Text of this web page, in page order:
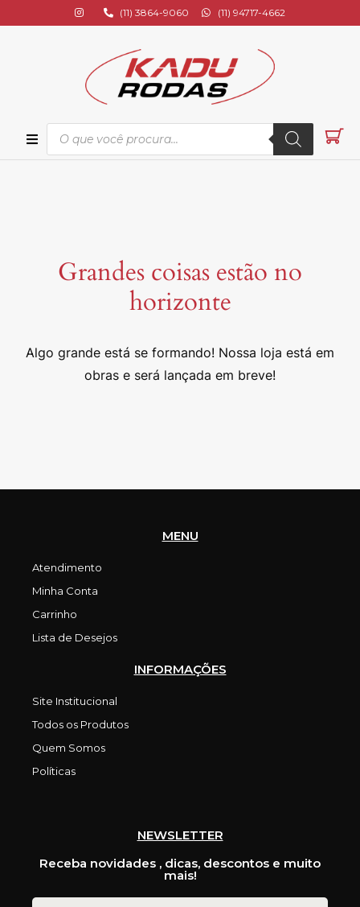
(11) 3864-9060 (11) 94717-4662
Grandes coisas estão no
horizonte
Algo grande está se formando! Nossa loja está em
obras e será lançada em breve!
MENU
Atendimento
Minha Conta
Carrinho
Lista de Desejos
INFORMAÇÕES
Site Institucional
Todos os Produtos
Quem Somos
Políticas
NEWSLETTER
Receba novidades , dicas, descontos e muito
mais!